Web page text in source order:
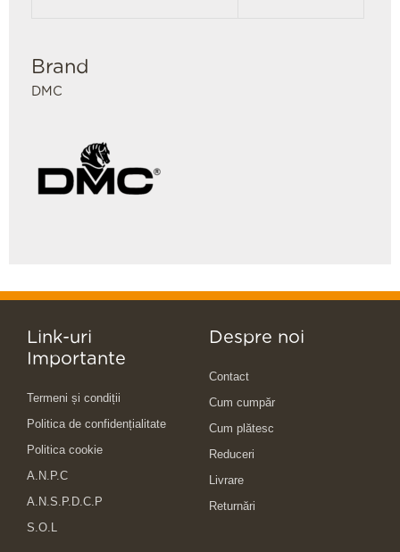
Brand
DMC
Link-uri
Importante
Termeni și condiții
Politica de confidențialitate
Politica cookie
A.N.P.C
A.N.S.P.D.C.P
S.O.L
Despre noi
Contact
Cum cumpăr
Cum plătesc
Reduceri
Livrare
Returnări